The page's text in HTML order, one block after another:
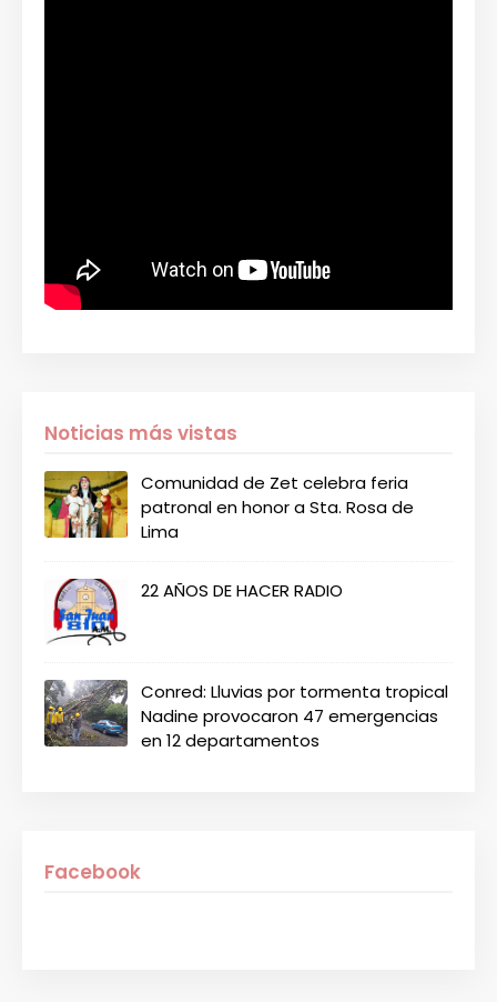
Noticias más vistas
Comunidad de Zet celebra feria
patronal en honor a Sta. Rosa de
Lima
22 AÑOS DE HACER RADIO
Conred: Lluvias por tormenta tropical
Nadine provocaron 47 emergencias
en 12 departamentos
Facebook